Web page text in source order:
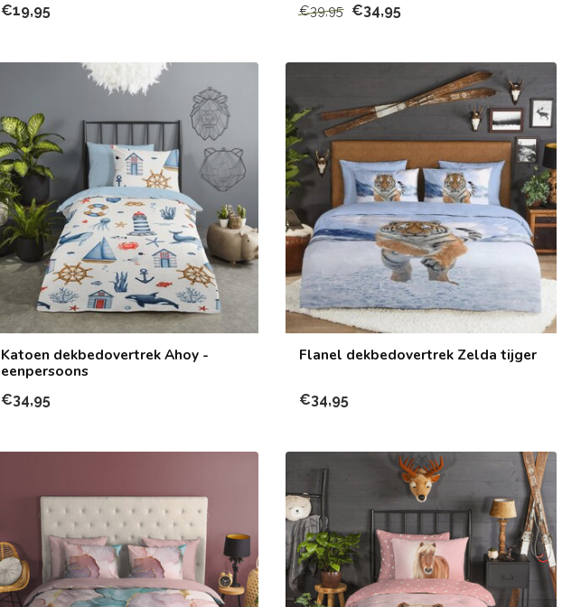
€19,95 €39,95 €34,95
Katoen dekbedovertrek Ahoy -
eenpersoons
€34,95
Flanel dekbedovertrek Zelda tijger
€34,95